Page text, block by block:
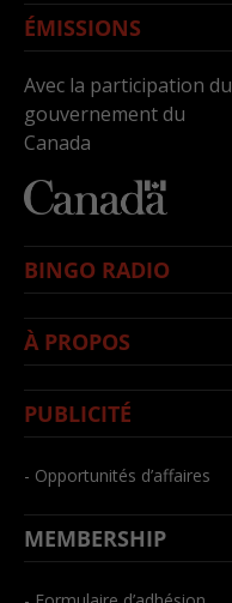
ÉMISSIONS
Avec la participation du
gouvernement du
Canada
BINGO RADIO
À PROPOS
PUBLICITÉ
- Opportunités d’affaires
MEMBERSHIP